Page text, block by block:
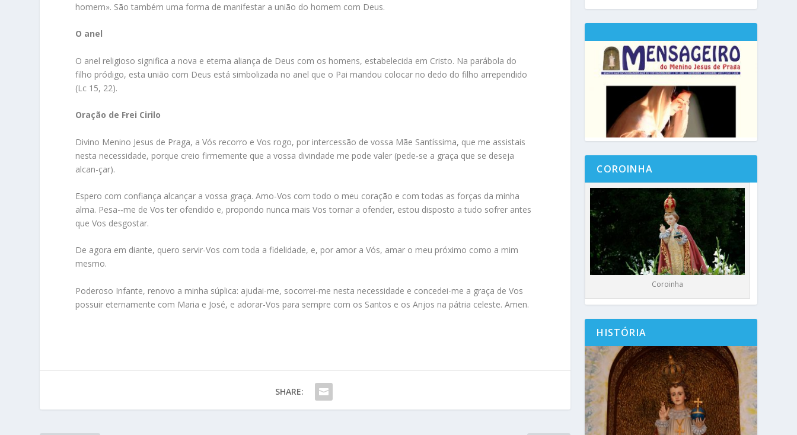
homem». São também uma forma de manifestar a união do homem com Deus.
O anel
O anel religioso significa a nova e eterna aliança de Deus com os homens, estabelecida em Cristo. Na parábola do
filho pródigo, esta união com Deus está simbolizada no anel que o Pai mandou colocar no dedo do filho arrependido
(Lc 15, 22).
Oração de Frei Cirilo
Divino Menino Jesus de Praga, a Vós recorro e Vos rogo, por intercessão de vossa Mãe Santíssima, que me assistais
nesta necessidade, porque creio firmemente que a vossa divindade me pode valer (pede‑se a graça que se deseja
alcan-çar).
Espero com confiança alcançar a vossa graça. Amo-Vos com todo o meu coração e com todas as forças da minha
alma. Pesa-‑me de Vos ter ofendido e, propondo nunca mais Vos tornar a ofender, estou disposto a tudo sofrer antes
que Vos desgostar.
De agora em diante, quero servir-Vos com toda a fidelidade, e, por amor a Vós, amar o meu próximo como a mim
mesmo.
Poderoso Infante, renovo a minha súplica: ajudai-me, socorrei-me nesta necessidade e concedei-me a graça de Vos
possuir eternamente com Maria e José, e adorar-Vos para sempre com os Santos e os Anjos na pátria celeste. Amen.
SHARE:
COROINHA
Coroinha
HISTÓRIA